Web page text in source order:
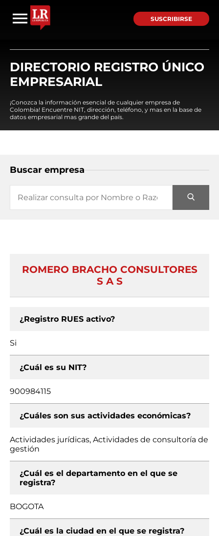
SUSCRIBIRSE
DIRECTORIO REGISTRO ÚNICO
EMPRESARIAL
¡Conozca la información esencial de cualquier empresa de
Colombia! Encuentre NIT, dirección, teléfono, y mas en la base de
datos empresarial mas grande del país.
Buscar empresa
ROMERO BRACHO CONSULTORES
S A S
¿Registro RUES activo?
Si
¿Cuál es su NIT?
900984115
¿Cuáles son sus actividades económicas?
Actividades jurídicas, Actividades de consultoría de
gestión
¿Cuál es el departamento en el que se
registra?
BOGOTA
¿Cuál es la ciudad en el que se registra?